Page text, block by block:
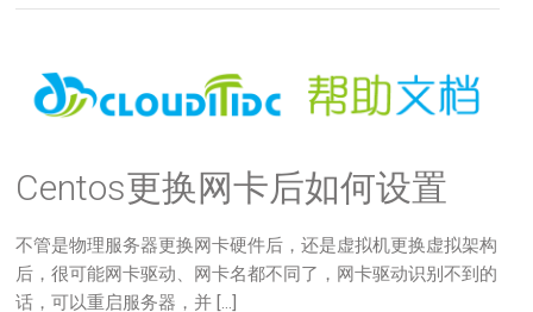
Centos更换网卡后如何设置
不管是物理服务器更换网卡硬件后，还是虚拟机更换虚拟架构
后，很可能网卡驱动、网卡名都不同了，网卡驱动识别不到的
话，可以重启服务器，并 […]